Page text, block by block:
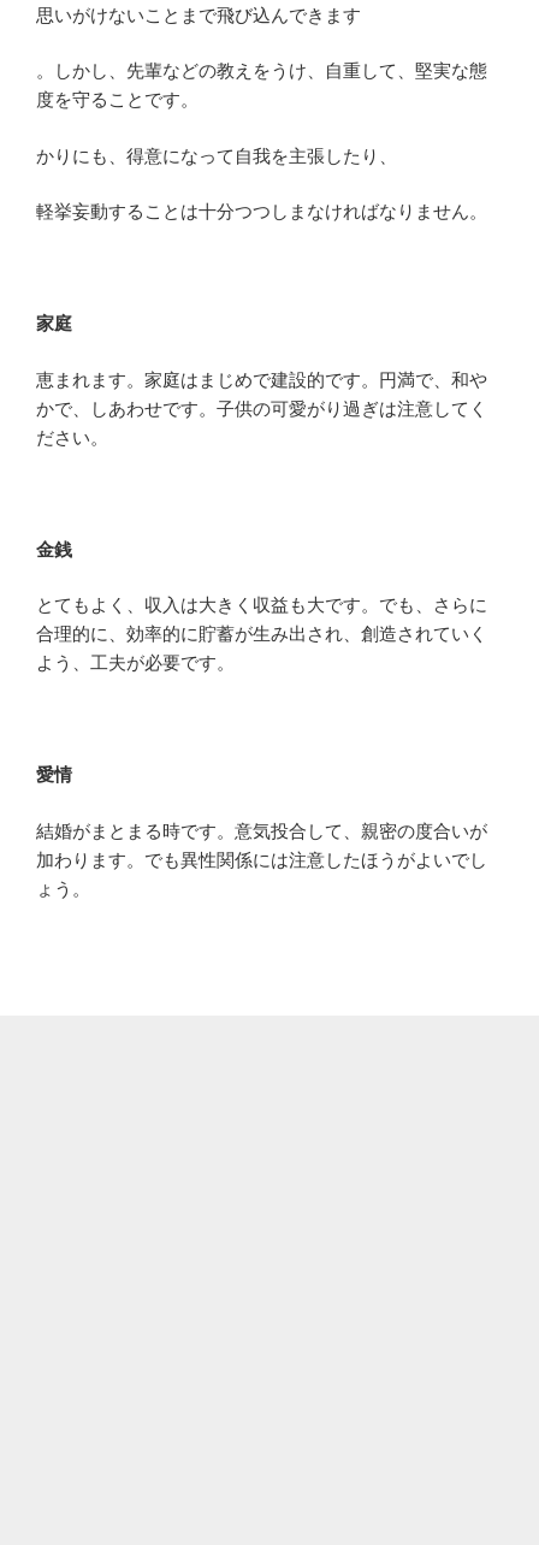
思いがけないことまで飛び込んできます
。しかし、先輩などの教えをうけ、自重して、堅実な態
度を守ることです。
かりにも、得意になって自我を主張したり、
軽挙妄動することは十分つつしまなければなりません。
家庭
恵まれます。家庭はまじめで建設的です。円満で、和や
かで、しあわせです。子供の可愛がり過ぎは注意してく
ださい。
金銭
とてもよく、収入は大きく収益も大です。でも、さらに
合理的に、効率的に貯蓄が生み出され、創造されていく
よう、工夫が必要です。
愛情
結婚がまとまる時です。意気投合して、親密の度合いが
加わります。でも異性関係には注意したほうがよいでし
ょう。